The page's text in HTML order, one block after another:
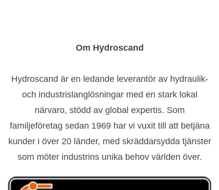
Om Hydroscand
Hydroscand är en ledande leverantör av hydraulik-
och industrislanglösningar med en stark lokal
närvaro, stödd av global expertis. Som
familjeföretag sedan 1969 har vi vuxit till att betjäna
kunder i över 20 länder, med skräddarsydda tjänster
som möter industrins unika behov världen över.